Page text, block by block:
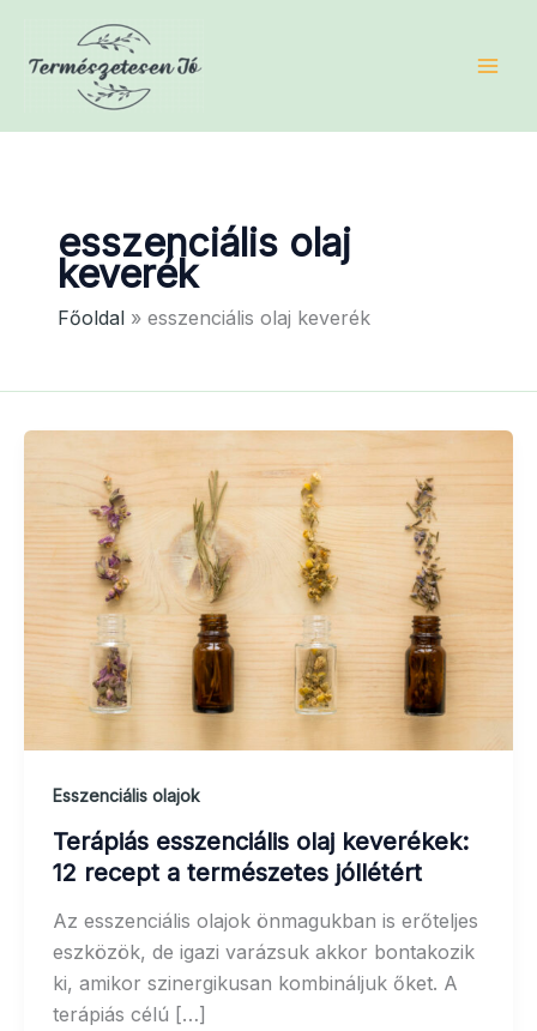
content
esszenciális olaj
keverék
Főoldal esszenciális olaj keverék
Esszenciális olajok
Terápiás esszenciális olaj keverékek:
12 recept a természetes jóllétért
Az esszenciális olajok önmagukban is erőteljes
eszközök, de igazi varázsuk akkor bontakozik
ki, amikor szinergikusan kombináljuk őket. A
terápiás célú […]